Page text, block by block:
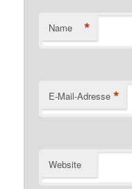
Name *
E-Mail-Adresse *
Website